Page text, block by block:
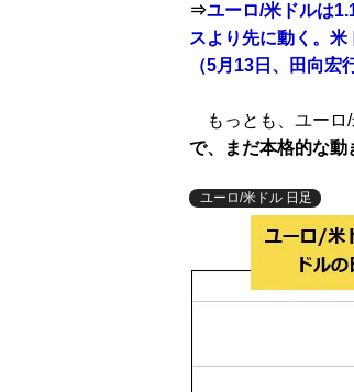
⇒ユーロ/米ドルは
スより先に動く。
（5月13日、田向宏
もっとも、ユーロ/
で、まだ本格的な動
ユーロ/米ドル 日足